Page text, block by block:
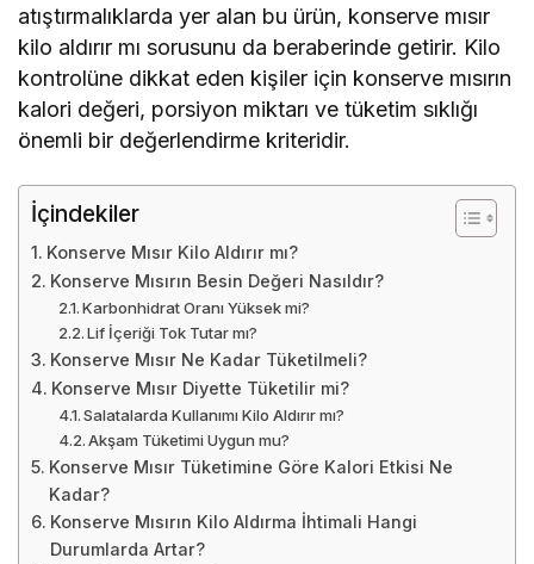
atıştırmalıklarda yer alan bu ürün, konserve mısır
kilo aldırır mı sorusunu da beraberinde getirir. Kilo
kontrolüne dikkat eden kişiler için konserve mısırın
kalori değeri, porsiyon miktarı ve tüketim sıklığı
önemli bir değerlendirme kriteridir.
İçindekiler
Konserve Mısır Kilo Aldırır mı?
Konserve Mısırın Besin Değeri Nasıldır?
Karbonhidrat Oranı Yüksek mi?
Lif İçeriği Tok Tutar mı?
Konserve Mısır Ne Kadar Tüketilmeli?
Konserve Mısır Diyette Tüketilir mi?
Salatalarda Kullanımı Kilo Aldırır mı?
Akşam Tüketimi Uygun mu?
Konserve Mısır Tüketimine Göre Kalori Etkisi Ne
Kadar?
Konserve Mısırın Kilo Aldırma İhtimali Hangi
Durumlarda Artar?